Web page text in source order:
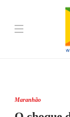
Maranhão